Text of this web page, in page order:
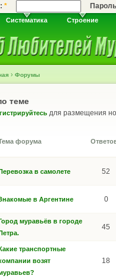
*
Систематика Строение
› Форумы
теме
для размещения
форума
в самолете 52
в Аргентине 0
муравьёв в городе
45
транспортные
возят
18